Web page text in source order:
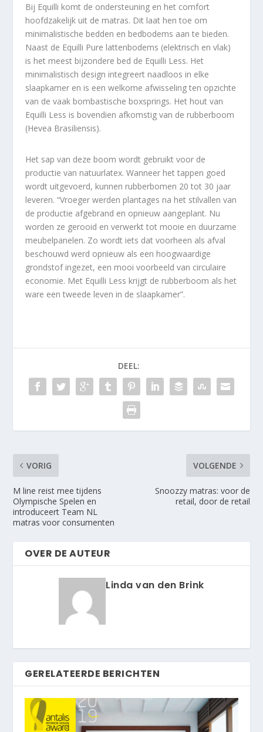
Bij Equilli komt de ondersteuning en het comfort
hoofdzakelijk uit de matras. Dit laat hen toe om
minimalistische bedden en bedbodems aan te bieden.
Naast de Equilli Pure lattenbodems (elektrisch en vlak)
is het meest bijzondere bed de Equilli Less. Het
minimalistisch design integreert naadloos in elke
slaapkamer en is een welkome afwisseling ten opzichte
van de vaak bombastische boxsprings. Het hout van
Equilli Less is bovendien afkomstig van de rubberboom
(Hevea Brasiliensis).
Het sap van deze boom wordt gebruikt voor de
productie van natuurlatex. Wanneer het tappen goed
wordt uitgevoerd, kunnen rubberbomen 20 tot 30 jaar
leveren. “Vroeger werden plantages na het stilvallen van
de productie afgebrand en opnieuw aangeplant. Nu
worden ze gerooid en verwerkt tot mooie en duurzame
meubelpanelen. Zo wordt iets dat voorheen als afval
beschouwd werd opnieuw als een hoogwaardige
grondstof ingezet, een mooi voorbeeld van circulaire
economie. Met Equilli Less krijgt de rubberboom als het
ware een tweede leven in de slaapkamer”.
DEEL:
VORIG
M line reist mee tijdens
Olympische Spelen en
introduceert Team NL
matras voor consumenten
VOLGENDE
Snoozzy matras: voor de
retail, door de retail
OVER DE AUTEUR
Linda van den Brink
GERELATEERDE BERICHTEN